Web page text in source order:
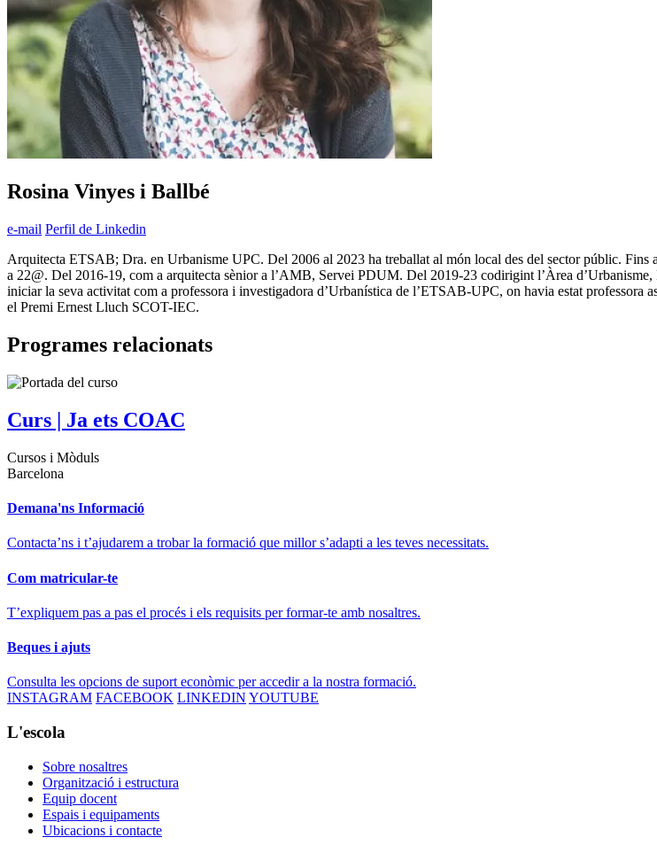
Rosina Vinyes i Ballbé
e-mail Perfil de Linkedin
Arquitecta ETSAB; Dra. en Urbanisme UPC. Del 2006 al 2023 ha treballat al món local des del sector públic. Fins
a 22@. Del 2016-19, com a arquitecta sènior a l’AMB, Servei PDUM. Del 2019-23 codirigint l’Àrea
iniciar la seva activitat com a professora i investigadora d’Urbanística de l’ETSAB-UPC, on havia estat professora
el Premi Ernest Lluch SCOT-IEC.
Programes relacionats
Curs | Ja ets COAC
Cursos i Mòduls
Barcelona
Demana'ns Informació
Contacta’ns i t’ajudarem a trobar la formació que millor s’adapti a les teves necessitats.
Com matricular-te
T’expliquem pas a pas el procés i els requisits per formar-te amb nosaltres.
Beques i ajuts
Consulta les opcions de suport econòmic per accedir a la nostra formació.
INSTAGRAM FACEBOOK LINKEDIN YOUTUBE
L'escola
Sobre nosaltres
Organització i estructura
Equip docent
Espais i equipaments
Ubicacions i contacte